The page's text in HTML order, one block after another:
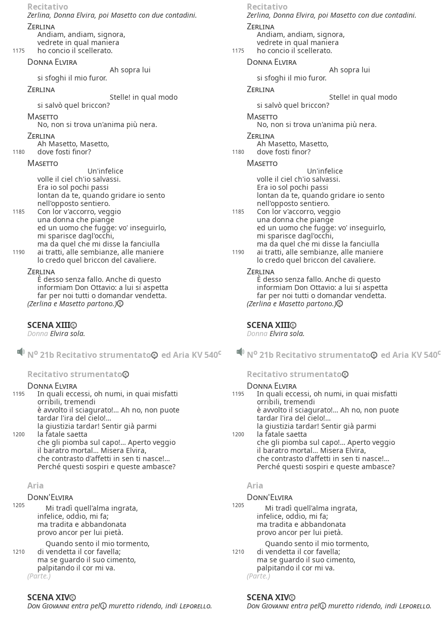
Recitativo
Recitativo
Zerlina, Donna Elvira, poi Masetto con due contadini. Zerlina, Donna Elvira, poi Masetto con due contadini.
Zerlina Zerlina
Andiam, andiam, signora, Andiam, andiam, signora,
vedrete in qual maniera
vedrete in qual maniera
1175 ho concio il scellerato. 1175 ho concio il scellerato.
Donna Elvira Donna Elvira
Ah sopra lui Ah sopra lui
si sfoghi il mio furor.
si sfoghi il mio furor.
Zerlina Zerlina
Stelle! in qual modo Stelle! in qual modo
si salvò quel briccon?
si salvò quel briccon?
Masetto Masetto
No, non si trova un'anima più nera. No, non si trova un'anima più nera.
Zerlina Zerlina
Ah Masetto, Masetto, Ah Masetto, Masetto,
1180 dove fosti finor? 1180 dove fosti finor?
Masetto Masetto
Un'infelice Un'infelice
volle il ciel ch'io salvassi.
volle il ciel ch'io salvassi.
Era io sol pochi passi
Era io sol pochi passi
lontan da te, quando gridare io sento
lontan da te, quando gridare io sento
nell'opposto sentiero.
nell'opposto sentiero.
1185 Con lor v'accorro, veggio 1185 Con lor v'accorro, veggio
una donna che piange
una donna che piange
ed un uomo che fugge: vo' inseguirlo,
ed un uomo che fugge: vo' inseguirlo,
mi sparisce dagl'occhi,
mi sparisce dagl'occhi,
ma da quel che mi disse la fanciulla
ma da quel che mi disse la fanciulla
1190 ai tratti, alle sembianze, alle maniere 1190 ai tratti, alle sembianze, alle maniere
lo credo quel briccon del cavaliere.
lo credo quel briccon del cavaliere.
Zerlina Zerlina
È desso senza fallo. Anche di questo È desso senza fallo. Anche di questo
informiam Don Ottavio: a lui si aspetta
informiam Don Ottavio: a lui si aspetta
far per noi tutti o domandar vendetta.
far per noi tutti o domandar vendetta.
(Zerlina e Masetto partono.)
(Zerlina e Masetto partono.)
SCENA XIII SCENA XIII
Donna Elvira sola. Donna Elvira sola.
No 21b Recitativo strumentato ed Aria KV 540c No 21b Recitativo strumentato ed Aria KV 540c
Recitativo strumentato Recitativo strumentato
Donna Elvira
Donna Elvira
1195 In quali eccessi, oh numi, in quai misfatti 1195 In quali eccessi, oh numi, in quai misfatti
orribili, tremendi
orribili, tremendi
è avvolto il sciagurato!… Ah no, non puote
è avvolto il sciagurato!… Ah no, non puote
tardar l'ira del cielo!…
tardar l'ira del cielo!…
la giustizia tardar! Sentir già parmi
la giustizia tardar! Sentir già parmi
1200 la fatale saetta 1200 la fatale saetta
che gli piomba sul capo!… Aperto veggio
che gli piomba sul capo!… Aperto veggio
il baratro mortal… Misera Elvira,
il baratro mortal… Misera Elvira,
che contrasto d'affetti in sen ti nasce!…
che contrasto d'affetti in sen ti nasce!…
Perché questi sospiri e queste ambasce?
Perché questi sospiri e queste ambasce?
Aria Aria
Donn'Elvira
Donn'Elvira
1205 Mi tradì quell'alma ingrata, 1205 Mi tradì quell'alma ingrata,
infelice, oddio, mi fa;
infelice, oddio, mi fa;
ma tradita e abbandonata
ma tradita e abbandonata
provo ancor per lui pietà.
provo ancor per lui pietà.
Quando sento il mio tormento,
Quando sento il mio tormento,
1210 di vendetta il cor favella; 1210 di vendetta il cor favella;
ma se guardo il suo cimento,
ma se guardo il suo cimento,
palpitando il cor mi va.
palpitando il cor mi va.
(Parte.)
(Parte.)
SCENA XIV SCENA XIV
Don Giovannientra pel muretto ridendo, indi Leporello. Don Giovannientra pel muretto ridendo, indi Leporello.